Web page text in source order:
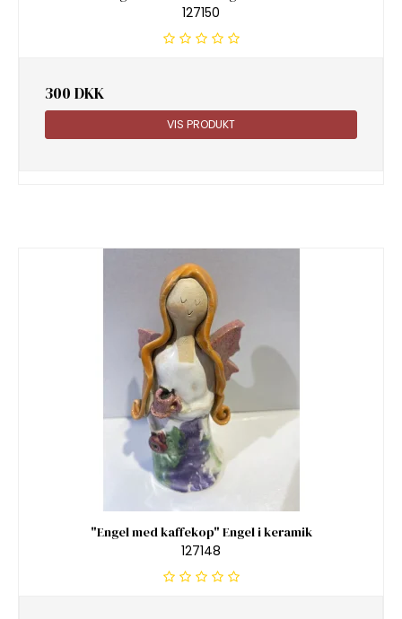
127150
300 DKK
VIS PRODUKT
"Engel med kaffekop" Engel i keramik
127148